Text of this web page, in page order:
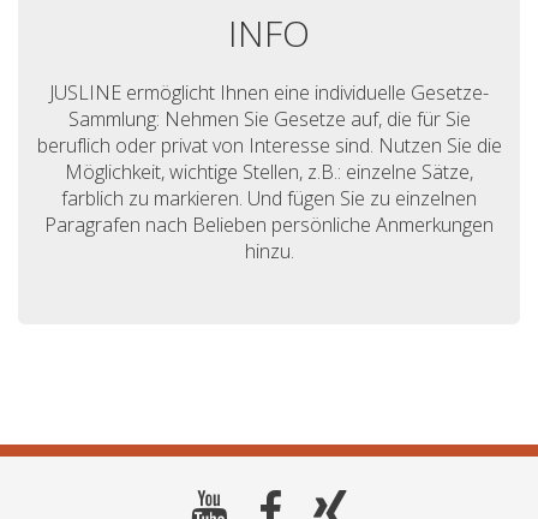
INFO
JUSLINE ermöglicht Ihnen eine individuelle Gesetze-
Sammlung: Nehmen Sie Gesetze auf, die für Sie
beruflich oder privat von Interesse sind. Nutzen Sie die
Möglichkeit, wichtige Stellen, z.B.: einzelne Sätze,
farblich zu markieren. Und fügen Sie zu einzelnen
Paragrafen nach Belieben persönliche Anmerkungen
hinzu.